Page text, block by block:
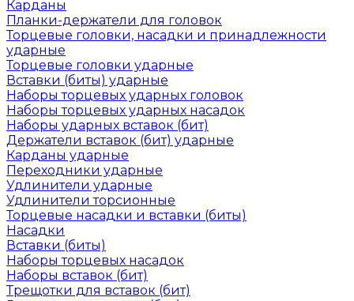
Карданы
Планки-держатели для головок
Торцевые головки, насадки и принадлежности
ударные
Торцевые головки ударные
Вставки (биты) ударные
Наборы торцевых ударных головок
Наборы торцевых ударных насадок
Наборы ударных вставок (бит)
Держатели вставок (бит) ударные
Карданы ударные
Переходники ударные
Удлинители ударные
Удлинители торсионные
Торцевые насадки и вставки (биты)
Насадки
Вставки (биты)
Наборы торцевых насадок
Наборы вставок (бит)
Трещотки для вставок (бит)